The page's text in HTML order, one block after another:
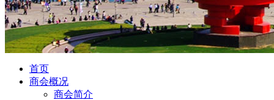
首页
商会概况
商会简介